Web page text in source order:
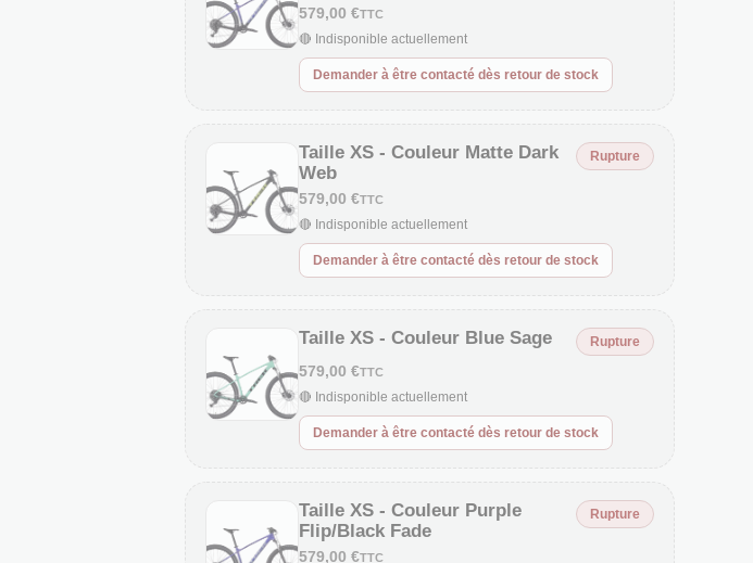
579,00 €TTC
🔴 Indisponible actuellement
Demander à être contacté dès retour de stock
Taille XS - Couleur Matte Dark
Web
Rupture
579,00 €TTC
🔴 Indisponible actuellement
Demander à être contacté dès retour de stock
Taille XS - Couleur Blue Sage Rupture
579,00 €TTC
🔴 Indisponible actuellement
Demander à être contacté dès retour de stock
Taille XS - Couleur Purple
Flip/Black Fade
Rupture
579,00 €TTC